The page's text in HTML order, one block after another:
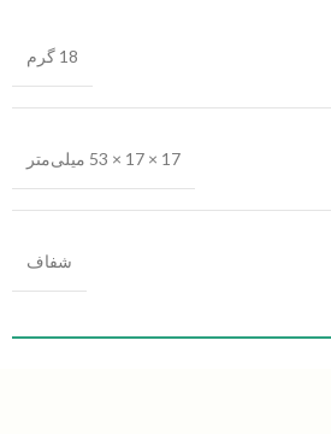
18 گرم
17 × 17 × 53 میلی‌متر
شفاف